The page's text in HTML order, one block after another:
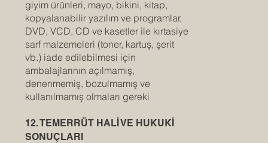
giyim ürünleri, mayo, bikini, kitap,
kopyalanabilir yazılım ve programlar,
DVD, VCD, CD ve kasetler ile kırtasiye
sarf malzemeleri (toner, kartuş, şerit
vb.) iade edilebilmesi için
ambalajlarının açılmamış,
denenmemiş, bozulmamış ve
kullanılmamış olmaları gereki
12. TEMERRÜT HALİ VE HUKUKİ
SONUÇLARI